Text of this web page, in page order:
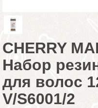
CHERRY
Набор
для волос
V/S6001/2